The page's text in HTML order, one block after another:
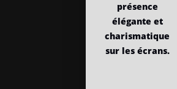
présence
élégante et
charismatique
sur les écrans.